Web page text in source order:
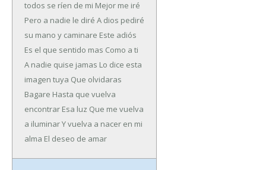
todos se ríen de mi Mejor me iré
Pero a nadie le diré A dios pediré
su mano y caminare Este adiós
Es el que sentido mas Como a ti
A nadie quise jamas Lo dice esta
imagen tuya Que olvidaras
Bagare Hasta que vuelva
encontrar Esa luz Que me vuelva
a iluminarY vuelva a nacer en mi
alma El deseo de amar